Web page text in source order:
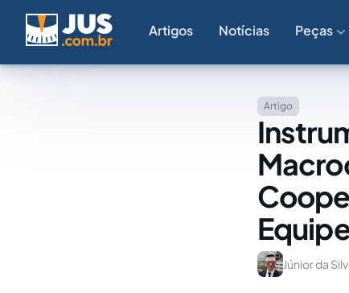
Artigos Notícias Peças
Artigo
Júnior da